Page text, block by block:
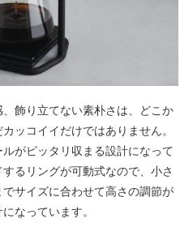
飾り立てない素朴さは、どこか
ッコイイだけではありません。
がピッタリ収まる設計になって
るリングが可動式なので、小さ
サイズに合わせて高さの調節が
なっています。